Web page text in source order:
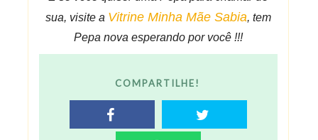
sua, visite a Vitrine Minha Mãe Sabia, tem
Pepa nova esperando por você !!!
COMPARTILHE!